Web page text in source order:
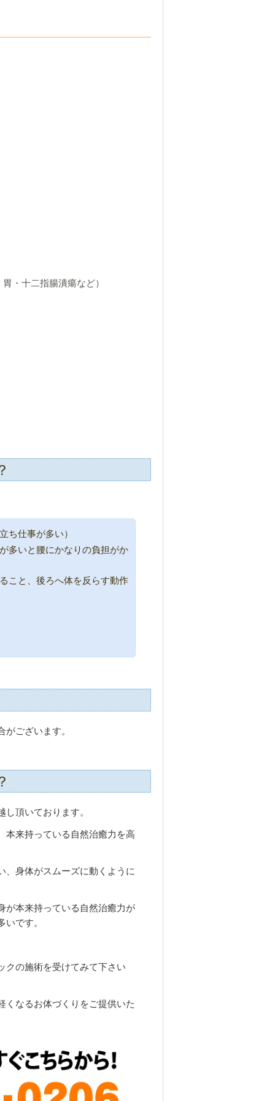
・十二指腸潰瘍など）
ち仕事が多い）
多いと腰にかなりの負担がか
こと、後ろへ体を反らす動作
ございます。
頂いております。
本来持っている自然治癒力を高
、身体がスムーズに動くように
が本来持っている自然治癒力が
です。
クの施術を受けてみて下さい
くなるお体づくりをご提供いた